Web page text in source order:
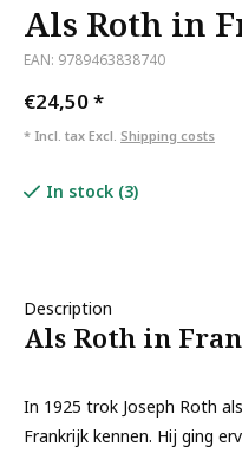
Als Roth in
EAN: 9789463838740
€24,50*
* Incl. tax Excl. Shipping costs
In stock (3)
Description
Als Roth in
In 1925 trok Joseph Roth
Frankrijk kennen. Hij ging